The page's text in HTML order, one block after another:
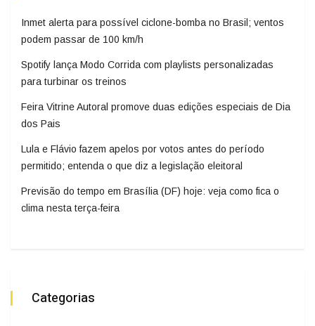
Inmet alerta para possível ciclone-bomba no Brasil; ventos
podem passar de 100 km/h
Spotify lança Modo Corrida com playlists personalizadas
para turbinar os treinos
Feira Vitrine Autoral promove duas edições especiais de Dia
dos Pais
Lula e Flávio fazem apelos por votos antes do período
permitido; entenda o que diz a legislação eleitoral
Previsão do tempo em Brasília (DF) hoje: veja como fica o
clima nesta terça-feira
Categorias